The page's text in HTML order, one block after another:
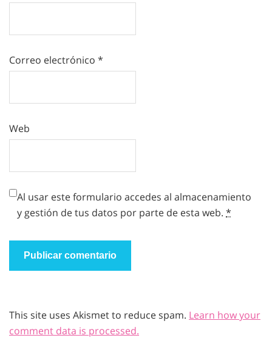
Correo electrónico *
Web
Al usar este formulario accedes al almacenamiento
y gestión de tus datos por parte de esta web. *
This site uses Akismet to reduce spam. Learn how your
comment data is processed.